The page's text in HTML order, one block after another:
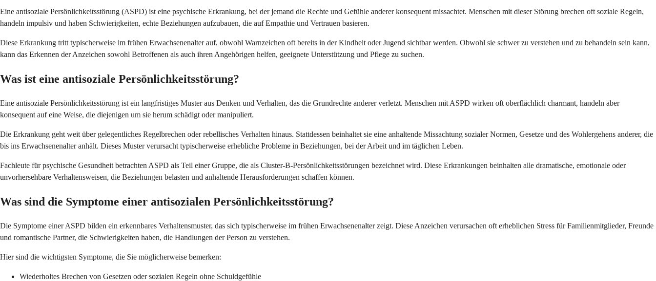
Eine antisoziale Persönlichkeitsstörung (ASPD) ist eine psychische Erkrankung, bei der jemand die Rechte und Gefühle anderer konsequent missachtet. Menschen mit dieser Störung brechen oft soziale Regeln,
handeln impulsiv und haben Schwierigkeiten, echte Beziehungen aufzubauen, die auf Empathie und Vertrauen basieren.
Diese Erkrankung tritt typischerweise im frühen Erwachsenenalter auf, obwohl Warnzeichen oft bereits in der Kindheit oder Jugend sichtbar werden. Obwohl sie schwer zu verstehen und zu behandeln sein kann,
kann das Erkennen der Anzeichen sowohl Betroffenen als auch ihren Angehörigen helfen, geeignete Unterstützung und Pflege zu suchen.
Was ist eine antisoziale Persönlichkeitsstörung?
Eine antisoziale Persönlichkeitsstörung ist ein langfristiges Muster aus Denken und Verhalten, das die Grundrechte anderer verletzt. Menschen mit ASPD wirken oft oberflächlich charmant, handeln aber
konsequent auf eine Weise, die diejenigen um sie herum schädigt oder manipuliert.
Die Erkrankung geht weit über gelegentliches Regelbrechen oder rebellisches Verhalten hinaus. Stattdessen beinhaltet sie eine anhaltende Missachtung sozialer Normen, Gesetze und des Wohlergehens anderer, die
bis ins Erwachsenenalter anhält. Dieses Muster verursacht typischerweise erhebliche Probleme in Beziehungen, bei der Arbeit und im täglichen Leben.
Fachleute für psychische Gesundheit betrachten ASPD als Teil einer Gruppe, die als Cluster-B-Persönlichkeitsstörungen bezeichnet wird. Diese Erkrankungen beinhalten alle dramatische, emotionale oder
unvorhersehbare Verhaltensweisen, die Beziehungen belasten und anhaltende Herausforderungen schaffen können.
Was sind die Symptome einer antisozialen Persönlichkeitsstörung?
Die Symptome einer ASPD bilden ein erkennbares Verhaltensmuster, das sich typischerweise im frühen Erwachsenenalter zeigt. Diese Anzeichen verursachen oft erheblichen Stress für Familienmitglieder, Freunde
und romantische Partner, die Schwierigkeiten haben, die Handlungen der Person zu verstehen.
Hier sind die wichtigsten Symptome, die Sie möglicherweise bemerken:
Wiederholtes Brechen von Gesetzen oder sozialen Regeln ohne Schuldgefühle